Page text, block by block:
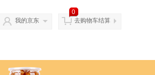
我的京东
0
去购物车结算